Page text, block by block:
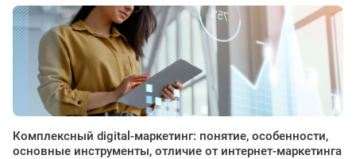
Комплексный digital-маркетинг: понятие, особенности,
основные инструменты, отличие от интернет-маркетинга